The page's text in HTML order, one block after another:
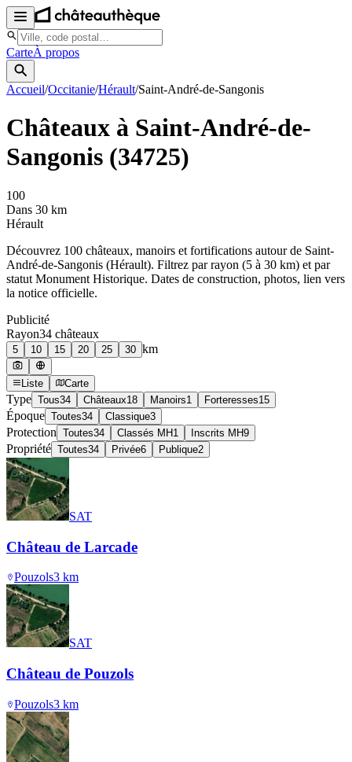
CarteÀ propos
Accueil/Occitanie/Hérault/Saint-André-de-Sangonis
Châteaux à Saint-André-de-
Sangonis (34725)
100
Dans 30 km
Hérault
Découvrez 100 châteaux, manoirs et fortifications autour de Saint-
André-de-Sangonis (Hérault). Filtrez par rayon (5 à 30 km) et par
statut Monument Historique. Dates de construction, photos, lien vers
la notice officielle.
Publicité
Rayon34 châteaux
5 10 15 20 25 30 km
Liste Carte
Type Tous34 Châteaux18 Manoirs1 Forteresses15
Époque Toutes34 Classique3
Protection Toutes34 Classés MH1 Inscrits MH9
Propriété Toutes34 Privée6 Publique2
SAT
Château de Larcade
Pouzols3 km
SAT
Château de Pouzols
Pouzols3 km